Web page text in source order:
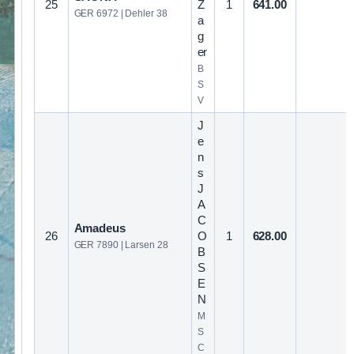
25
GER 6972 | Dehler 38
Z
a
g
er
B
S
V
1 641.00
26
Amadeus
GER 7890 | Larsen 28
J
e
n
s
J
A
C
O
B
S
E
N
M
S
C
1 628.00